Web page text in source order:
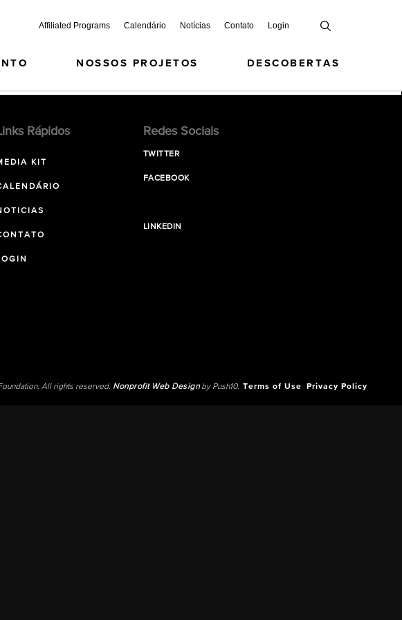
Affiliated Programs Calendário Notícias Contato Login
NOSSOS PROJETOS DESCOBERTAS
Rápidos
KIT
Redes Sociais
TWITTER
FACEBOOK
LINKEDIN
All rights reserved. Nonprofit Web Designby Push10. Terms of Use Privacy Policy